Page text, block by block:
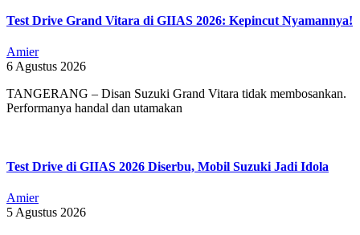
Test Drive Grand Vitara di GIIAS 2026: Kepincut Nyamannya!
Amier
6 Agustus 2026
TANGERANG – Disan Suzuki Grand Vitara tidak membosankan.
Performanya handal dan utamakan
Test Drive di GIIAS 2026 Diserbu, Mobil Suzuki Jadi Idola
Amier
5 Agustus 2026